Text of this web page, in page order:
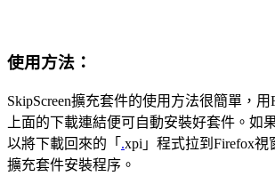
使用方法：
SkipScreen擴充套件的使用方法很簡單，
上面的下載連結便可自動安裝好套件。如
以將下載回來的「 .xpi」程式拉到Firefox
擴充套件安裝程序。